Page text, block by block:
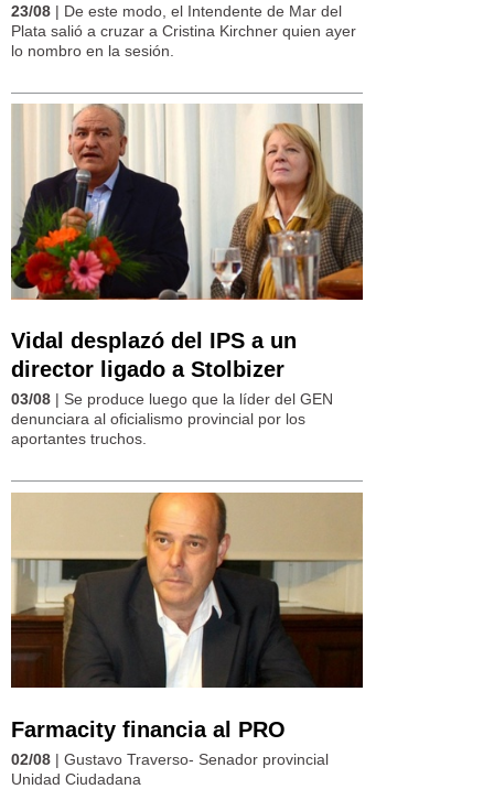
23/08 | De este modo, el Intendente de Mar del
Plata salió a cruzar a Cristina Kirchner quien ayer
lo nombro en la sesión.
Vidal desplazó del IPS a un
director ligado a Stolbizer
03/08 | Se produce luego que la líder del GEN
denunciara al oficialismo provincial por los
aportantes truchos.
Farmacity financia al PRO
02/08 | Gustavo Traverso- Senador provincial
Unidad Ciudadana